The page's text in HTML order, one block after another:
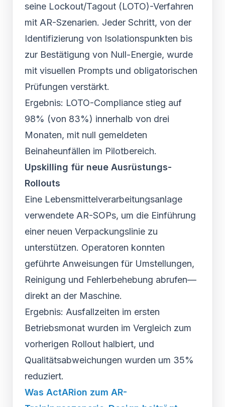
seine Lockout/Tagout (LOTO)-Verfahren
mit AR-Szenarien. Jeder Schritt, von der
Identifizierung von Isolationspunkten bis
zur Bestätigung von Null-Energie, wurde
mit visuellen Prompts und obligatorischen
Prüfungen verstärkt.
Ergebnis: LOTO-Compliance stieg auf
98% (von 83%) innerhalb von drei
Monaten, mit null gemeldeten
Beinaheunfällen im Pilotbereich.
Upskilling für neue Ausrüstungs-
Rollouts
Eine Lebensmittelverarbeitungsanlage
verwendete AR-SOPs, um die Einführung
einer neuen Verpackungslinie zu
unterstützen. Operatoren konnten
geführte Anweisungen für Umstellungen,
Reinigung und Fehlerbehebung abrufen—
direkt an der Maschine.
Ergebnis: Ausfallzeiten im ersten
Betriebsmonat wurden im Vergleich zum
vorherigen Rollout halbiert, und
Qualitätsabweichungen wurden um 35%
reduziert.
Was ActARion zum AR-